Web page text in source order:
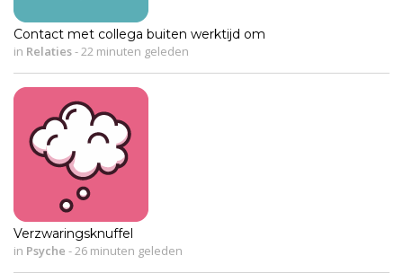
Contact met collega buiten werktijd om
in Relaties-22 minuten geleden
Verzwaringsknuffel
in Psyche -26 minuten geleden